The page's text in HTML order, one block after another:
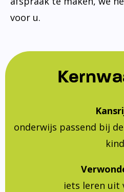
voor u.
onderwijs passend bij
kind
iets leren uit